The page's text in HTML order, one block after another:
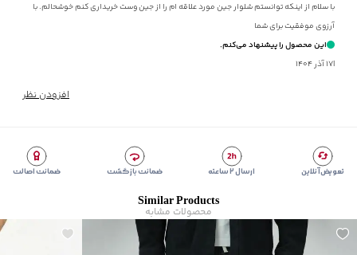
با سلام از اینکه توانستم شلوار جین مورد علاقه ام را از جین وست خریداری کنم خوشحالم. با
آرزوی موفقیت برای شما
این محصول را پیشنهاد می‌کنم.
|۱۷ آذر ۱۴۰۴
افزودن نظر
تعویض آنلاین ارسال ۲ ساعته ضمانت بازگشت ضمانت اصالت
Similar Products
محصولات مشابه